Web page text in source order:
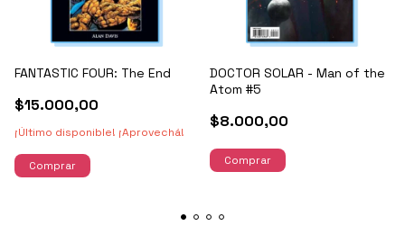
FANTASTIC FOUR: The End
$15.000,00
¡Último disponible! ¡Aprovechá!
DOCTOR SOLAR - Man of the
Atom #5
$8.000,00